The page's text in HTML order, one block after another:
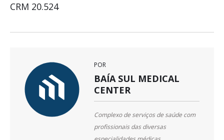
CRM 20.524
POR
BAÍA SUL MEDICAL
CENTER
Complexo de serviços de saúde com
profissionais das diversas